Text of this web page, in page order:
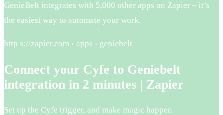
GenieBelt integrates with 5,000 other apps on Zapier – it’s
the easiest way to automate your work.
http s://zapier.com › apps › geniebelt
Connect your Cyfe to Geniebelt
integration in 2 minutes | Zapier
Set up the Cyfe trigger, and make magic happen